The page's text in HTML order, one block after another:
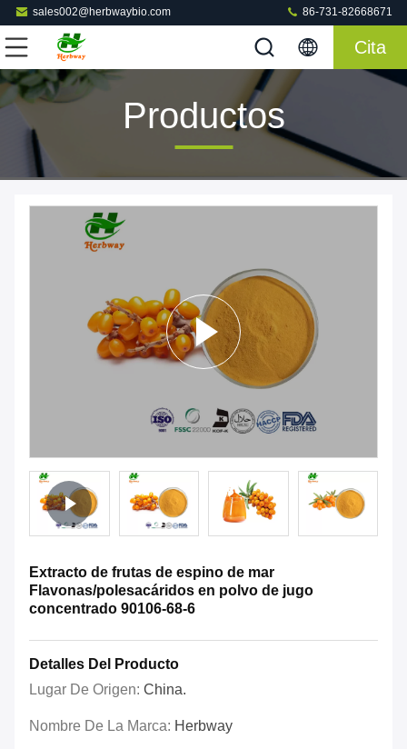
sales002@herbwaybio.com 86-731-82668671
Cita
Productos
Extracto de frutas de espino de mar
Flavonas/polesacáridos en polvo de jugo
concentrado 90106-68-6
Detalles Del Producto
Lugar De Origen: China.
Nombre De La Marca: Herbway